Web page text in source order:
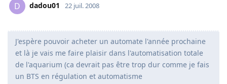
D dadou01 22 juil. 2008
J'espère pouvoir acheter un automate l'année prochaine
et là je vais me faire plaisir dans l'automatisation totale
de l'aquarium (ca devrait pas être trop dur comme je fais
un BTS en régulation et automatisme